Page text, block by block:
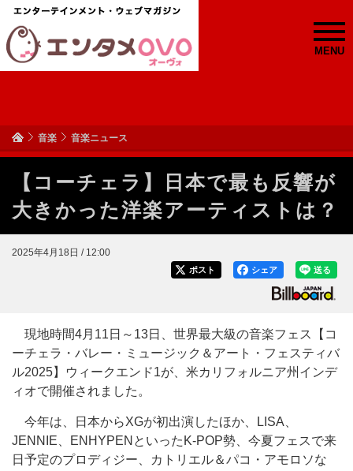
MENU
音楽 音楽ニュース
【コーチェラ】日本で最も反響が
大きかった洋楽アーティストは？
2025年4月18日 / 12:00
送る
シェア
ポスト
現地時間4月11日～13日、世界最大級の音楽フェス【コ
ーチェラ・バレー・ミュージック＆アート・フェスティバ
ル2025】ウィークエンド1が、 米カリフォルニア州インデ
ィオで開催されました。
今年は、日本からXGが初出演したほか、LISA、
JENNIE、ENHYPENといったK-POP勢、今夏フェスで来
日予定のプロディジー、カトリエル＆パコ・アモロソな